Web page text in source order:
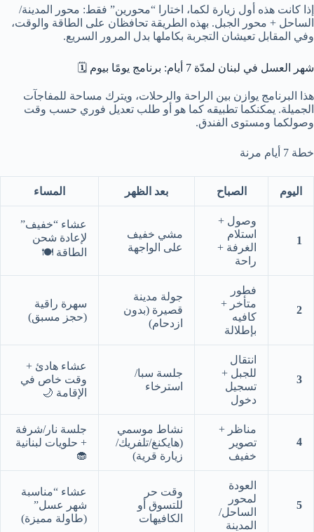
إذا كانت هذه أول زيارة لكما، اختارا “محورين” فقط: محور المدينة/
الساحل + محور الجبل. بهذه الطريقة تحافظان على الطاقة والوقت،
وفي المقابل تعيشان التجربة بكاملها بدل المرور السريع.
شهر العسل في لبنان لمدّة 7 أيام: برنامج يومًا بيوم 🗓️
هذا البرنامج يوازن بين الراحة والرحلات، ويترك مساحة للمفاجآت
الجميلة. يمكنكما تطبيقه كما هو أو طلب تعديل فوري حسب وقت
وصولكما ومستوى الفندق.
خطة 7 أيام مرنة
اليوم الصباح بعد الظهر المساء
1
وصول +
استلام
الغرفة +
راحة
مشي خفيف
على الواجهة
عشاء “خفيف”
لإعادة شحن
الطاقة 🍽️
2
فطور
متأخر +
كافيه
بإطلالة
جولة مدينة
قصيرة (بدون
ازدحام)
سهرة راقية
(حجز مسبق)
3
انتقال
للجبل +
تسجيل
دخول
جلسة سبا/
استرخاء
عشاء هادئ +
وقت خاص في
الإقامة 🌙
4
مناظر +
تصوير
خفيف
نشاط موسمي
(هايكنغ/تلفريك/
زيارة قرية)
جلسة نار/شرفة
+ حلويات لبنانية
🧁
5
العودة
لمحور
الساحل/
المدينة
وقت حر
للتسوق أو
الكافيهات
عشاء “مناسبة
شهر عسل”
(طاولة مميزة)